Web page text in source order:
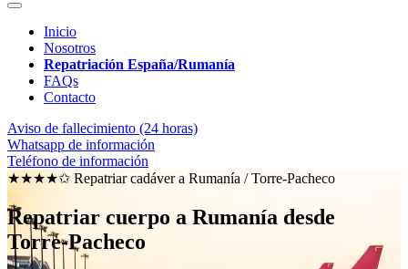
Inicio
Nosotros
Repatriación España/Rumanía
FAQs
Contacto
Aviso de fallecimiento (24 horas)
Whatsapp de información
Teléfono de información
★★★★✩ Repatriar cadáver a Rumanía /Torre-Pacheco
Repatriar cuerpo a Rumanía desde
Torre-Pacheco